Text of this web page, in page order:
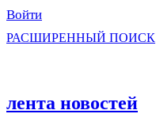
Войти
РАСШИРЕННЫЙ ПОИСК
лента новостей